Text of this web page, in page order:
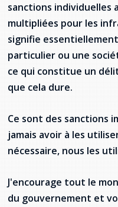
sanctions individuelles
multipliées pour les
signifie
particulier ou une
ce qui constitue un
que cela dure.
Ce sont des sanctions
jamais avoir à les
nécessaire, nous les
J'encourage tout le
du gouvernement et